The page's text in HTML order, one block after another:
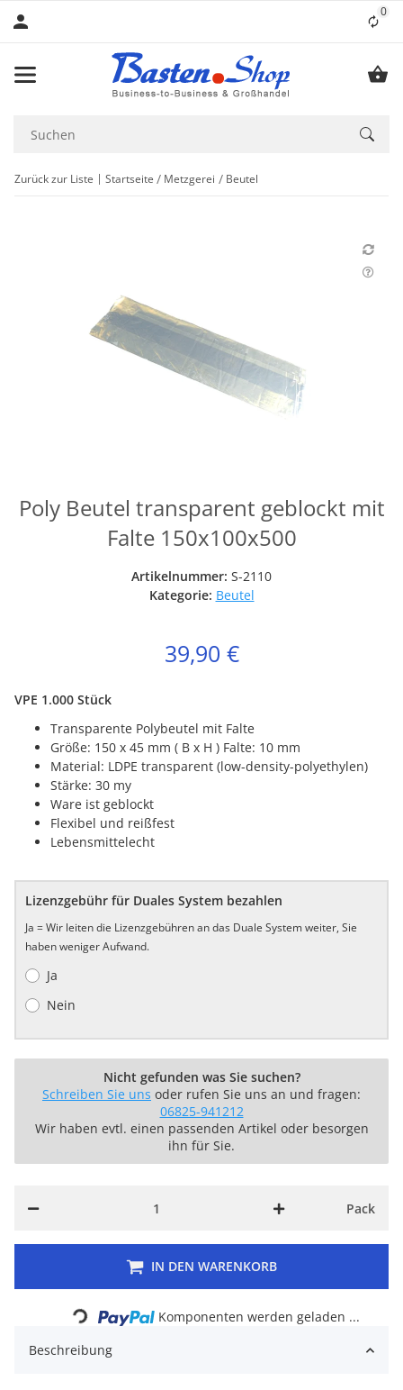
0
Zurück zur Liste Startseite Metzgerei Beutel
Poly Beutel transparent geblockt mit
Falte 150x100x500
Artikelnummer: S-2110
Kategorie: Beutel
39,90 €
VPE 1.000 Stück
Transparente Polybeutel mit Falte
Größe: 150 x 45 mm ( B x H ) Falte: 10 mm
Material: LDPE transparent (low-density-polyethylen)
Stärke: 30 my
Ware ist geblockt
Flexibel und reißfest
Lebensmittelecht
Lizenzgebühr für Duales System bezahlen
Ja = Wir leiten die Lizenzgebühren an das Duale System weiter, Sie
haben weniger Aufwand.
Ja
Nein
Nicht gefunden was Sie suchen?
Schreiben Sie uns oder rufen Sie uns an und fragen:
06825-941212
Wir haben evtl. einen passenden Artikel oder besorgen
ihn für Sie.
Pack
IN DEN WARENKORB
Loading...
Komponenten werden geladen ...
Beschreibung